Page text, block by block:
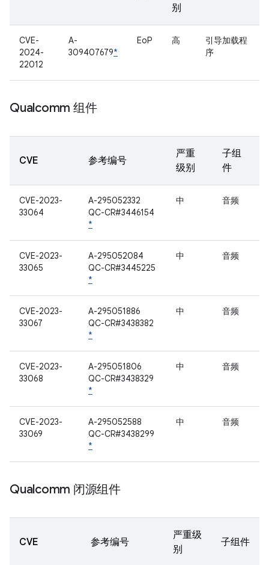
别
CVE-
2024-
22012
A-
309407679*
EoP 高
引导加载程
序
Qualcomm 组件
CVE 参考编号
严重
级别
子组
件
CVE-2023-
33064
A-295052332
QC-CR#3446154
*
中 音频
CVE-2023-
33065
A-295052084
QC-CR#3445225
*
中 音频
CVE-2023-
33067
A-295051886
QC-CR#3438382
*
中 音频
CVE-2023-
33068
A-295051806
QC-CR#3438329
*
中 音频
CVE-2023-
33069
A-295052588
QC-CR#3438299
*
中 音频
Qualcomm 闭源组件
CVE 参考编号
严重级
别
子组件